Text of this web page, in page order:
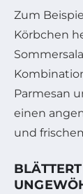
Zum
Körbchen
Parmesan
einen
und